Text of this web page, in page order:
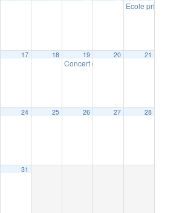
Ecole privée
17 18 19
Concert de soutien pour le voyage
20 21
24 25 26 27 28
31